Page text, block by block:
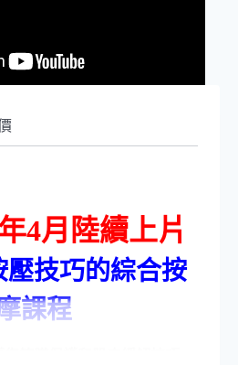
4月陸續上片
壓技巧的綜合按
課程